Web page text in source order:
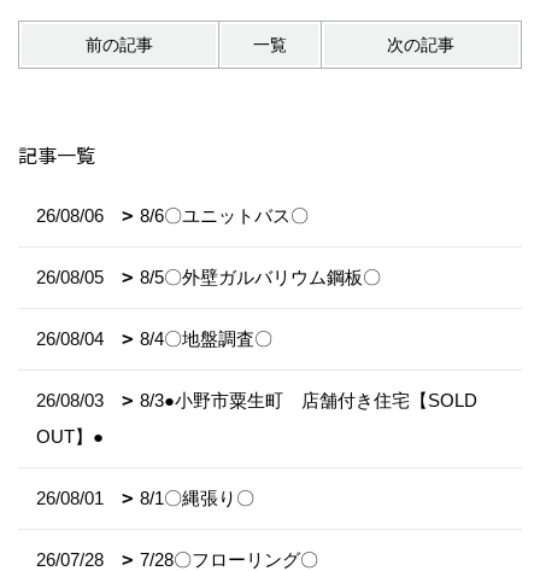
前の記事 一覧 次の記事
記事一覧
26/08/06 8/6〇ユニットバス〇
26/08/05 8/5〇外壁ガルバリウム鋼板〇
26/08/04 8/4〇地盤調査〇
26/08/03
8/3●小野市粟生町 店舗付き住宅【SOLD
OUT】●
26/08/01 8/1〇縄張り〇
26/07/28 7/28〇フローリング〇